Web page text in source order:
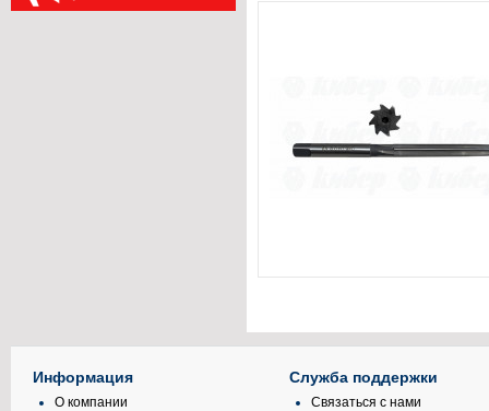
Информация
О компании
Служба поддержки
Связаться с нами